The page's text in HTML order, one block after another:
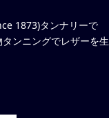
1873)タンナリーで
ンニングでレザーを生